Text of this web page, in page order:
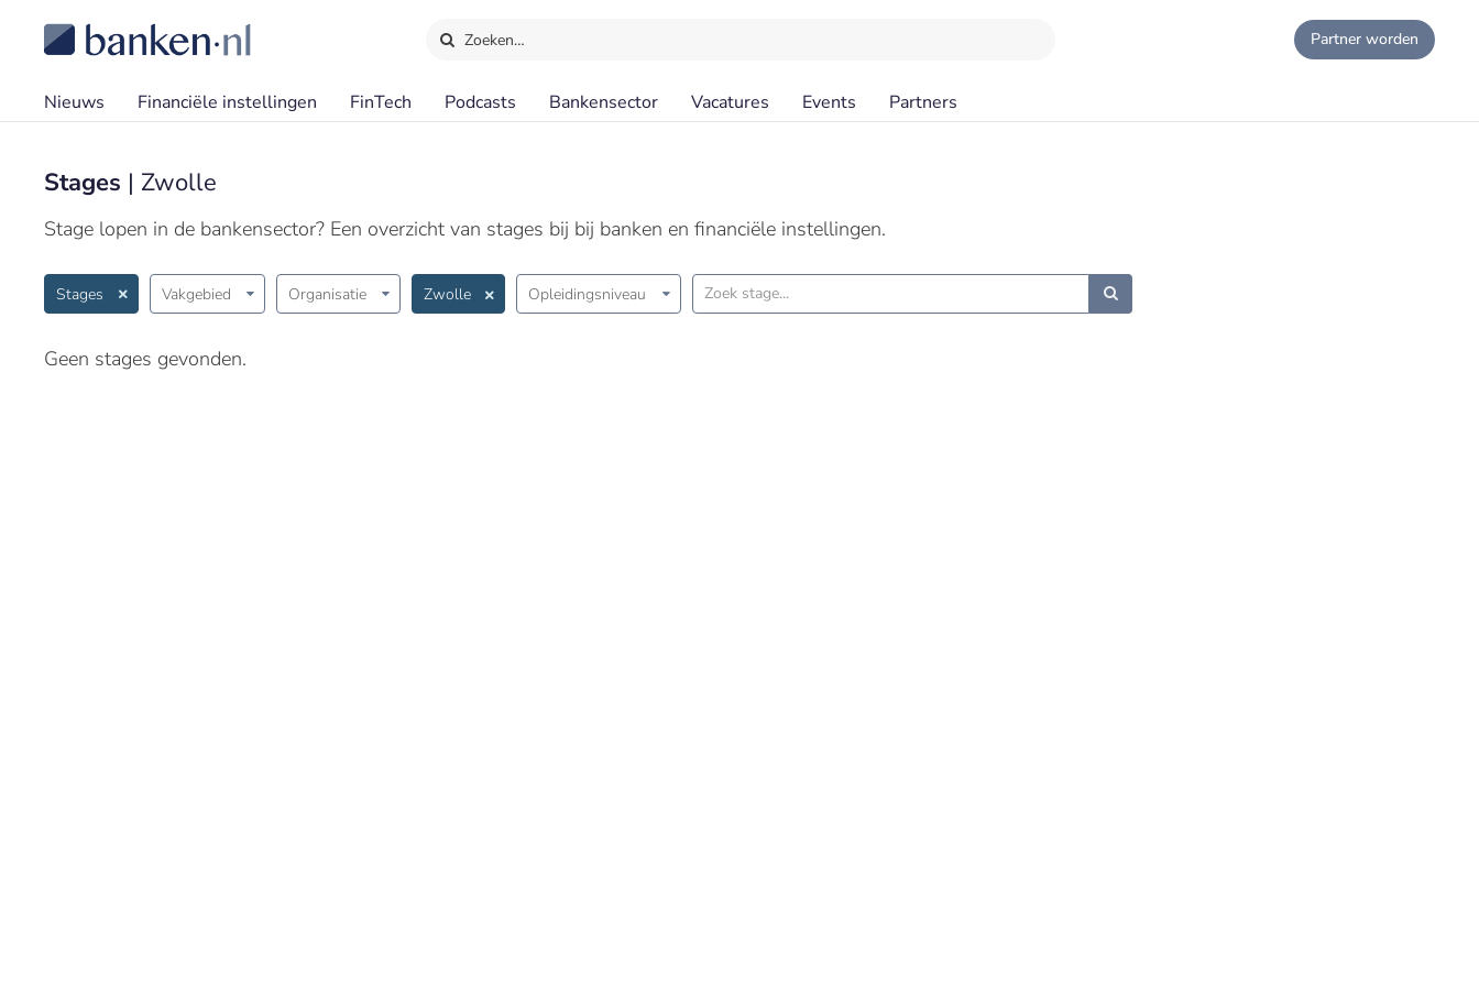
Zoeken… Partner worden
Nieuws Financiële instellingen FinTech Podcasts Bankensector Vacatures Events Partners
Stages | Zwolle
Stage lopen in de bankensector? Een overzicht van stages bij bij banken en financiële instellingen.
Stages Vakgebied Organisatie Zwolle Opleidingsniveau
Geen stages gevonden.